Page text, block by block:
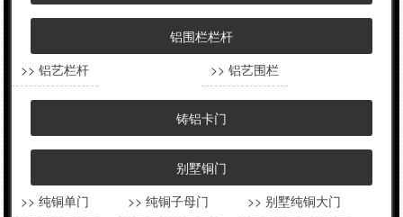
铝围栏栏杆
>> 铝艺栏杆
>> 铝艺围栏
铸铝卡门
别墅铜门
>> 纯铜单门
>> 纯铜子母门 >> 别墅纯铜大门